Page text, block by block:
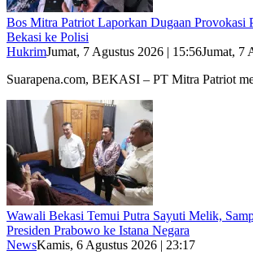
Bos Mitra Patriot Laporkan Dugaan Provokasi
Bekasi ke Polisi
HukrimJumat, 7 Agustus 2026 | 15:56Jumat, 7
Suarapena.com, BEKASI – PT Mitra Patriot
Wawali Bekasi Temui Putra Sayuti Melik,
Presiden Prabowo ke Istana Negara
NewsKamis, 6 Agustus 2026 | 23:17